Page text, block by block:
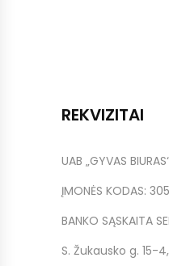
REKVIZITAI
UAB „GYVAS
ĮMONĖS KODAS:
BANKO SĄSKAITA
S. Žukausko g. 15-